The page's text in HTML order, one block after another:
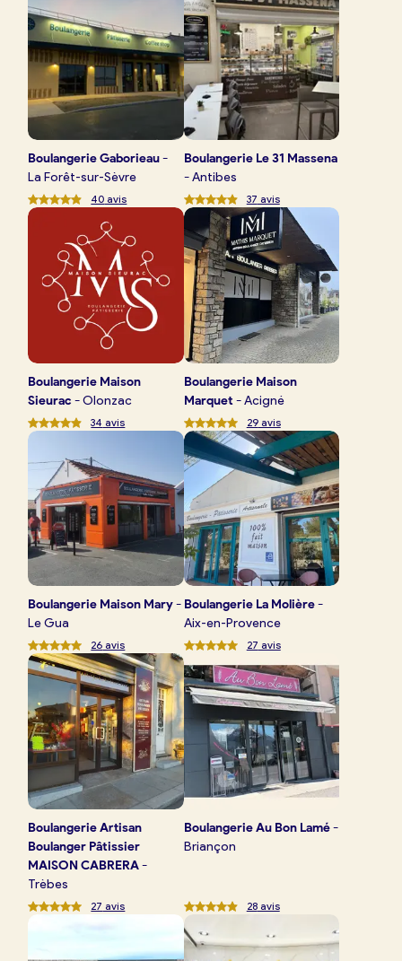
Boulangerie
Je référence
ma
boulangerie
Je crée mon compte Connexion
BoulangerieGaborieau-
La Forêt-sur-Sèvre
40 avis
Boulangerie Le 31 Massena
-Antibes
37 avis
Boulangerie Maison
Sieurac -Olonzac
34 avis
Boulangerie Maison
Marquet-Acigné
29avis
Boulangerie Maison Mary-
Le Gua
26 avis
Boulangerie La Molière-
Aix-en-Provence
27 avis
BoulangerieArtisan
Boulanger Pâtissier
MAISON CABRERA-
Trèbes
27 avis
BoulangerieAu Bon Lamé-
Briançon
28avis